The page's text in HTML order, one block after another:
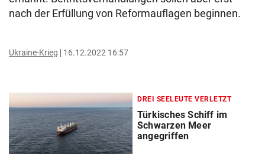
nach der Erfüllung von Reformauflagen beginnen.
Ukraine-Krieg 16.12.2022 16:57
DREI SEELEUTE VERLETZT
Türkisches Schiff im
Schwarzen Meer
angegriffen